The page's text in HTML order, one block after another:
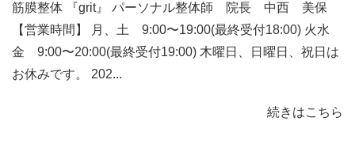
筋膜整体 『grit』 パーソナル整体師 院長 中西 美保
【営業時間】 月、土 9:00〜19:00(最終受付18:00) 火水
金 9:00〜20:00(最終受付19:00) 木曜日、日曜日、祝日は
お休みです。 ️202...
続きはこちら